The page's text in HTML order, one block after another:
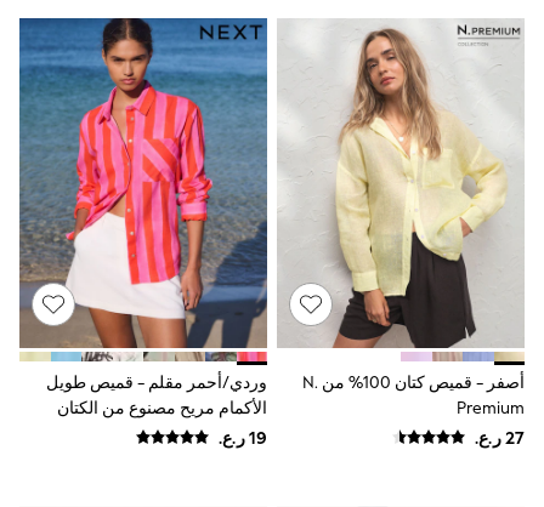
Dresses
Sets & Outfits
Rompers
Sandals
Swimwear
Sun Hats & Caps
Mens' Holiday Shop
Shirts
Linen Collection
Polo Shirts
Tops & T-Shirts
Trousers & Chinos
Jeans
Sandals
Shorts
Swimwear
Hats & Caps
Sunglasses
Beach Towels
أصفر - قميص كتان 100% من N.
Premium
وردي/أحمر مقلم - قميص طويل
الأكمام مريح مصنوع من الكتان